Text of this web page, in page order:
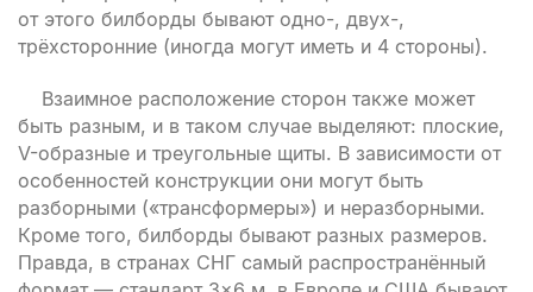
от этого билборды бывают одно-, двух-,
трёхсторонние (иногда могут иметь и 4 стороны).
Взаимное расположение сторон также может
быть разным, и в таком случае выделяют: плоские,
V-образные и треугольные щиты. В зависимости от
особенностей конструкции они могут быть
разборными («трансформеры») и неразборными.
Кроме того, билборды бывают разных размеров.
Правда, в странах СНГ самый распространённый